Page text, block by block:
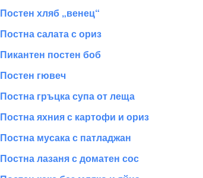
Постен хляб „венец“
Постна салата с ориз
Пикантен постен боб
Постен гювеч
Постна гръцка супа от леща
Постна яхния с картофи и ориз
Постна мусака с патладжан
Постна лазаня с доматен сос